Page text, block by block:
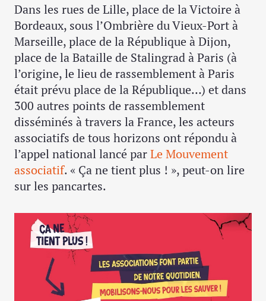
Dans les rues de Lille, place de la Victoire à
Bordeaux, sous l’Ombrière du Vieux-Port à
Marseille, place de la République à Dijon,
place de la Bataille de Stalingrad à Paris (à
l’origine, le lieu de rassemblement à Paris
était prévu place de la République…) et dans
300 autres points de rassemblement
disséminés à travers la France, les acteurs
associatifs de tous horizons ont répondu à
l’appel national lancé parLe Mouvement
associatif. « Ça ne tient plus ! », peut-on lire
sur les pancartes.